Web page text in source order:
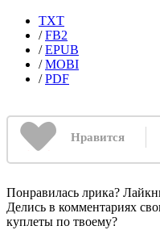
TXT
/FB2
/EPUB
/MOBI
/PDF
Нравится
Понравилась лрика?
Делись в комментариях
куплеты по твоему?